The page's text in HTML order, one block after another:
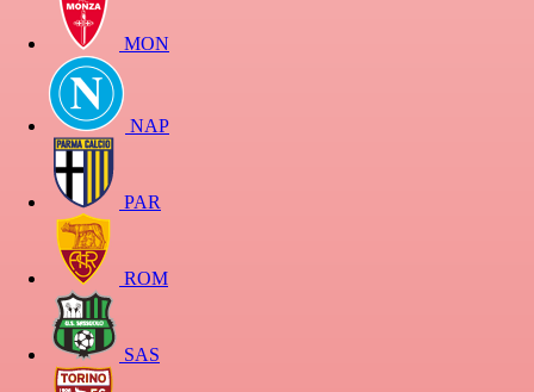
MON
NAP
PAR
ROM
SAS